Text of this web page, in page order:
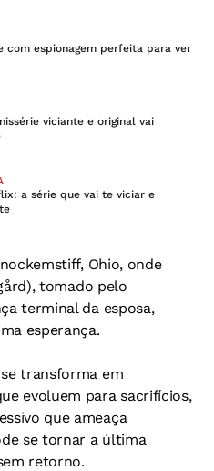
com espionagem perfeita para ver
viciante e original vai
a série que vai te viciar e
Ohio, onde
tomado pelo
terminal da esposa,
esperança.
transforma em
evoluem para sacrifícios,
que ameaça
se tornar a última
retorno.